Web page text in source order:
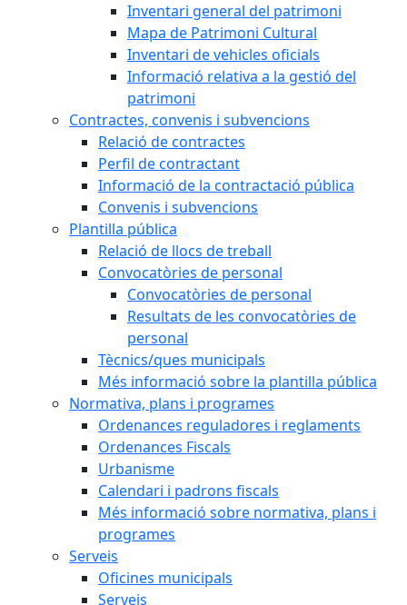
Inventari general del patrimoni
Mapa de Patrimoni Cultural
Inventari de vehicles oficials
Informació relativa a la gestió del
patrimoni
Contractes, convenis i subvencions
Relació de contractes
Perfil de contractant
Informació de la contractació pública
Convenis i subvencions
Plantilla pública
Relació de llocs de treball
Convocatòries de personal
Convocatòries de personal
Resultats de les convocatòries de
personal
Tècnics/ques municipals
Més informació sobre la plantilla pública
Normativa, plans i programes
Ordenances reguladores i reglaments
Ordenances Fiscals
Urbanisme
Calendari i padrons fiscals
Més informació sobre normativa, plans i
programes
Serveis
Oficines municipals
Serveis